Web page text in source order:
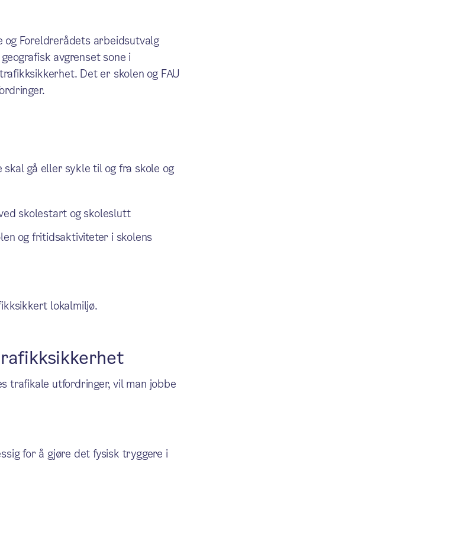
og Foreldrerådets arbeidsutvalg
avgrenset sone i
Det er skolen og FAU
gå eller sykle til og fra skole og
skolestart og skoleslutt
og fritidsaktiviteter i skolens
lokalmiljø.
trafikale utfordringer, vil man jobbe
for å gjøre det fysisk tryggere i